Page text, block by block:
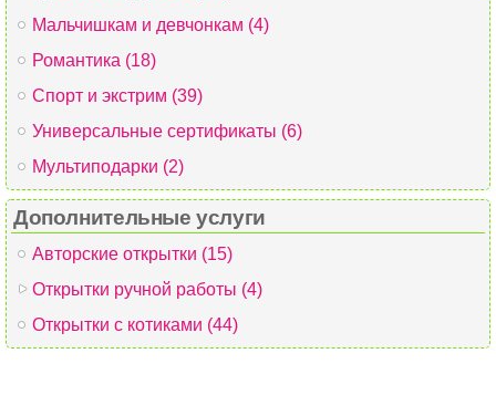
Мальчишкам и девчонкам (4)
Романтика (18)
Спорт и экстрим (39)
Универсальные сертификаты (6)
Мультиподарки (2)
Дополнительные услуги
Авторские открытки (15)
Открытки ручной работы (4)
Открытки с котиками (44)